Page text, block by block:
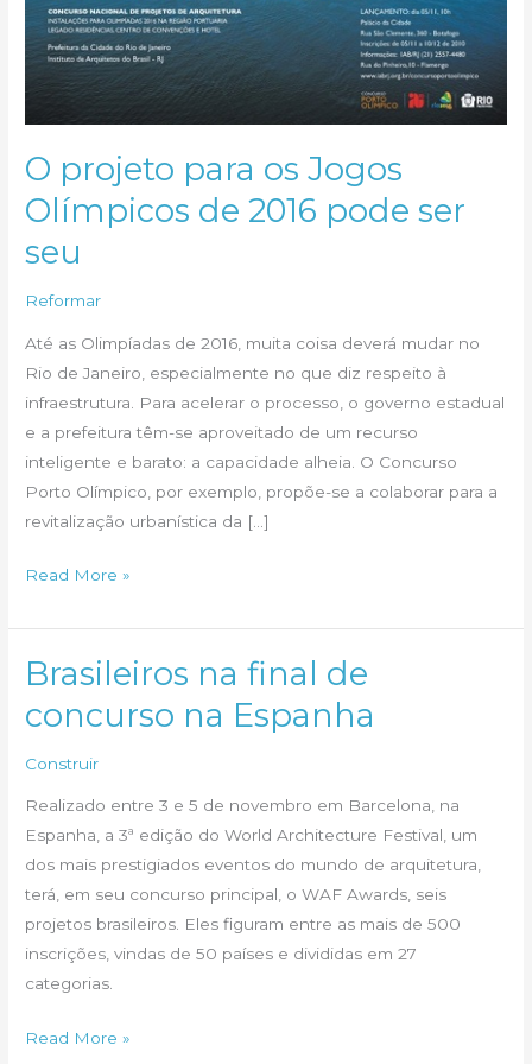
O projeto para os Jogos
Olímpicos de 2016 pode ser
seu
Reformar
Até as Olimpíadas de 2016, muita coisa deverá mudar no
Rio de Janeiro, especialmente no que diz respeito à
infraestrutura. Para acelerar o processo, o governo estadual
e a prefeitura têm-se aproveitado de um recurso
inteligente e barato: a capacidade alheia. O Concurso
Porto Olímpico, por exemplo, propõe-se a colaborar para a
revitalização urbanística da […]
O
para
os
Olímpicos
pode
ser
seu
Read More »
Brasileiros na final de
concurso na Espanha
Construir
Realizado entre 3 e 5 de novembro em Barcelona, na
Espanha, a 3ª edição do World Architecture Festival, um
dos mais prestigiados eventos do mundo de arquitetura,
terá, em seu concurso principal, o WAF Awards, seis
projetos brasileiros. Eles figuram entre as mais de 500
inscrições, vindas de 50 países e divididas em 27
categorias.
Brasileiros
Read More »